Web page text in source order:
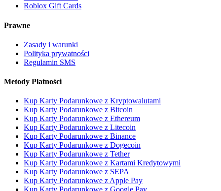
Roblox Gift Cards
Prawne
Zasady i warunki
Polityka prywatności
Regulamin SMS
Metody Płatności
Kup Karty Podarunkowe z Kryptowalutami
Kup Karty Podarunkowe z Bitcoin
Kup Karty Podarunkowe z Ethereum
Kup Karty Podarunkowe z Litecoin
Kup Karty Podarunkowe z Binance
Kup Karty Podarunkowe z Dogecoin
Kup Karty Podarunkowe z Tether
Kup Karty Podarunkowe z Kartami Kredytowymi
Kup Karty Podarunkowe z SEPA
Kup Karty Podarunkowe z Apple Pay